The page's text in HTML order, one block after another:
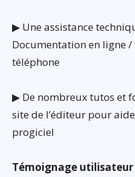
▶ Une assistance
Documentation en ligne /
téléphone
▶ De nombreux tutos et
site de l’éditeur pour
progiciel
Témoignage utilisateur